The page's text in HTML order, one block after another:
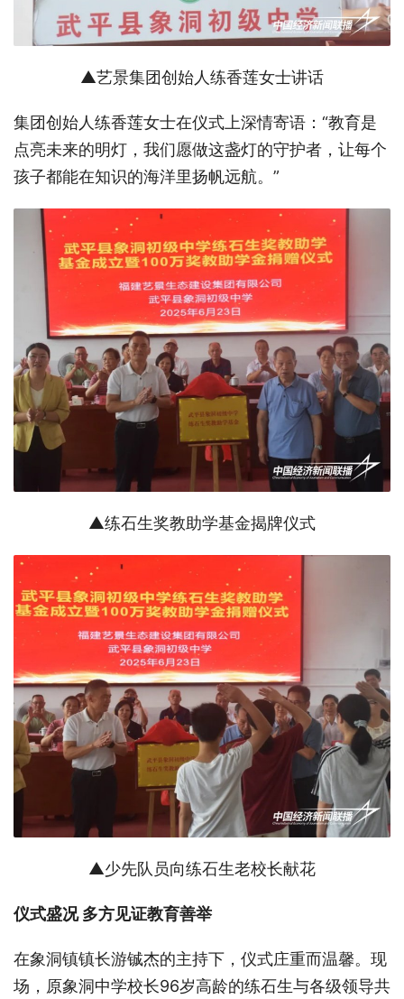
▲艺景集团创始人练香莲女士讲话
集团创始人练香莲女士在仪式上深情寄语： “教育是
点亮未来的明灯，我们愿做这盏灯的守护者，让每个
孩子都能在知识的海洋里扬帆远航。”
▲练石生奖教助学基金揭牌仪式
▲少先队员向练石生老校长献花
仪式盛况 多方见证教育善举
在象洞镇镇长游铖杰的主持下，仪式庄重而温馨。现
场，原象洞中学校长96岁高龄的练石生与各级领导共